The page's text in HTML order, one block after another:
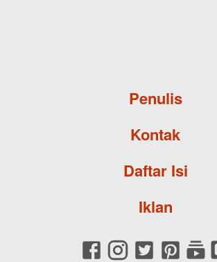
Penulis
Kontak
Daftar Isi
Iklan